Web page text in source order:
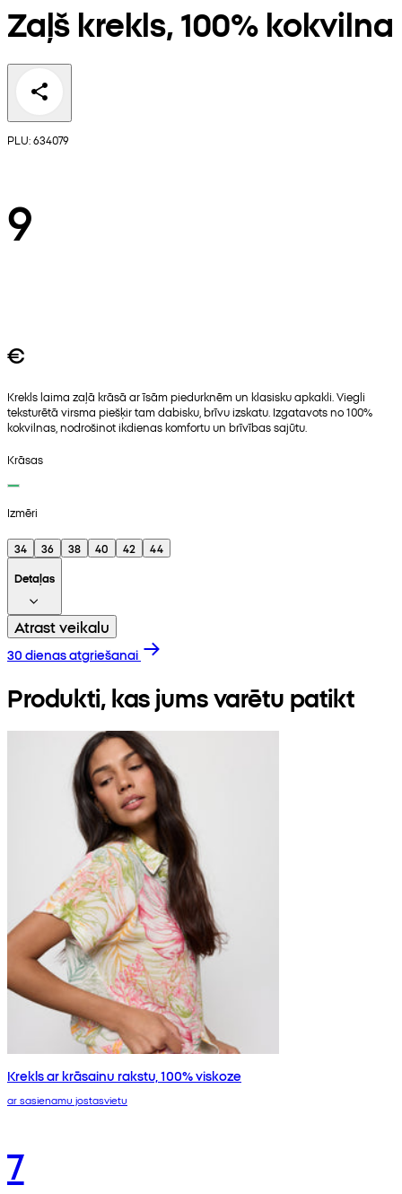
Zaļš krekls, 100% kokvilna
PLU: 634079
9
€
Krekls laima zaļā krāsā ar īsām piedurknēm un klasisku apkakli. Viegli
teksturētā virsma piešķir tam dabisku, brīvu izskatu. Izgatavots no 100%
kokvilnas, nodrošinot ikdienas komfortu un brīvības sajūtu.
Krāsas
Izmēri
34 36 38 40 42
44
Detaļas
Atrast veikalu
30 dienas atgriešanai
Produkti, kas jums varētu patikt
Krekls ar krāsainu rakstu, 100% viskoze
ar sasienamu jostasvietu
7